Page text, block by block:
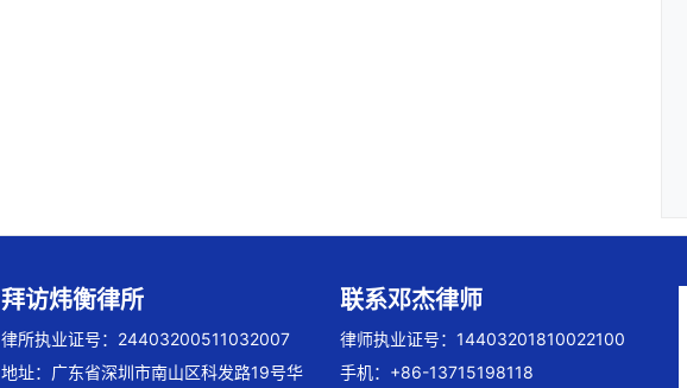
拜访炜衡律所
律所执业证号：24403200511032007
地址：广东省深圳市南山区科发路19号华
联系邓杰律师
律师执业证号：14403201810022100
手机：+86-13715198118